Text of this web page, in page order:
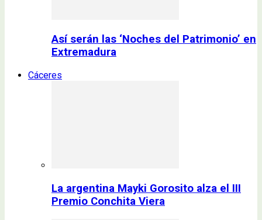
Así serán las ‘Noches del Patrimonio’ en
Extremadura
Cáceres
La argentina Mayki Gorosito alza el III
Premio Conchita Viera